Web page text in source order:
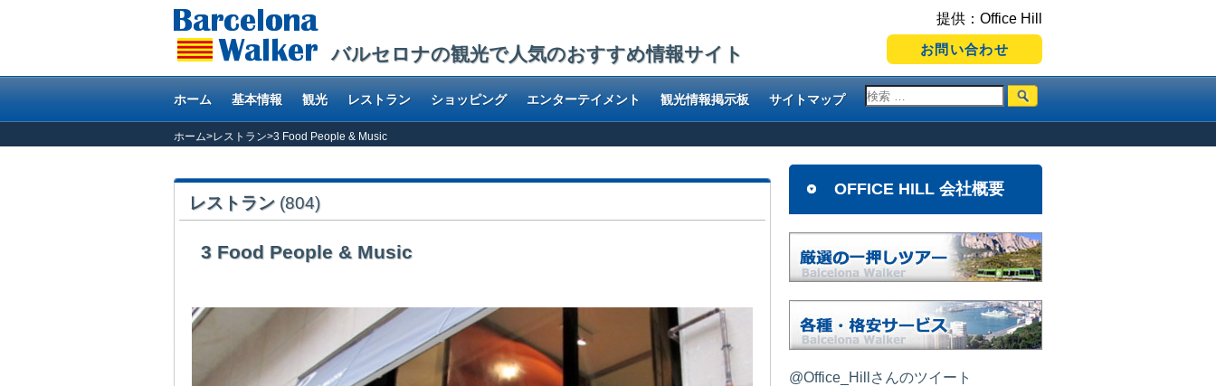
バルセロナの観光で人気のおすすめ情報サイト
提供：Office Hill
お問い合わせ
ホーム 基本情報 観光 レストラン ショッピング エンターテイメント 観光情報掲示板 サイトマップ
ホーム>レストラン>3 Food People & Music
レストラン (804)
3 Food People & Music
OFFICE HILL 会社概要
@Office_Hillさんのツイート